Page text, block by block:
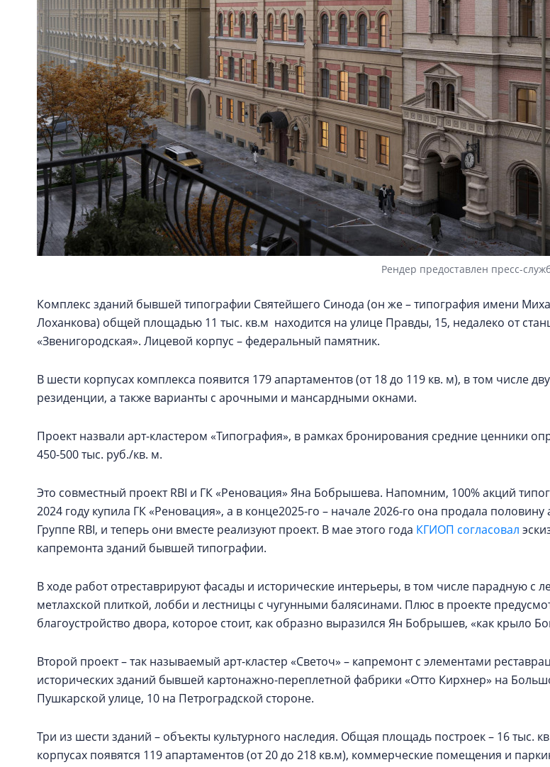
Рендер предоставлен пресс-
Комплекс зданий бывшей типографии Святейшего Синода (он же – типография имени
Лоханкова) общей площадью 11 тыс. кв.м находится на улице Правды, 15, недалеко от
«Звенигородская». Лицевой корпус – федеральный памятник.
В шести корпусах комплекса появится 179 апартаментов (от 18 до 119 кв. м), в том числе
резиденции, а также варианты с арочными и мансардными окнами.
Проект назвали арт-кластером «Типография», в рамках бронирования средние ценники
450-500 тыс. руб./кв. м.
Это совместный проект RBI и ГК «Реновация» Яна Бобрышева. Напомним, 100% акций
2024 году купила ГК «Реновация», а в конце2025-го – начале 2026-го она продала половину
Группе RBI, и теперь они вместе реализуют проект. В мае этого года КГИОП согласовал
капремонта зданий бывшей типографии.
В ходе работ отреставрируют фасады и исторические интерьеры, в том числе парадную с
метлахской плиткой, лобби и лестницы с чугунными балясинами. Плюс в проекте
благоустройство двора, которое стоит, как образно выразился Ян Бобрышев, «как крыло
Второй проект – так называемый арт-кластер «Светоч» – капремонт с элементами
исторических зданий бывшей картонажно-переплетной фабрики «Отто Кирхнер» на
Пушкарской улице, 10 на Петроградской стороне.
Три из шести зданий – объекты культурного наследия. Общая площадь построек – 16 тыс.
корпусах появятся 119 апартаментов (от 20 до 218 кв.м), коммерческие помещения и